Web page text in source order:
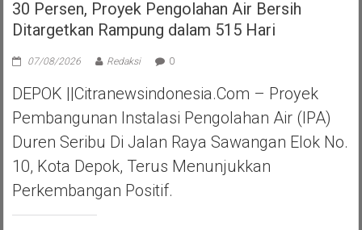
30 Persen, Proyek Pengolahan Air Bersih
Ditargetkan Rampung dalam 515 Hari
07/08/2026 Redaksi 0
DEPOK ||Citranewsindonesia.com – Proyek
Pembangunan Instalasi Pengolahan Air (IPA)
Duren Seribu Di Jalan Raya Sawangan Elok No.
10, Kota Depok, Terus Menunjukkan
Perkembangan Positif.